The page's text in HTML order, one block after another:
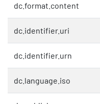
dc.format.content
dc.identifier.uri
dc.identifier.urn
dc.language.iso